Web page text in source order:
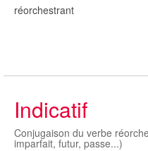
réorchestrant
Indicatif
Conjugaison du verbe
imparfait, futur, passe...)